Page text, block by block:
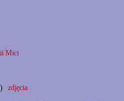
Mici
zdjęcia